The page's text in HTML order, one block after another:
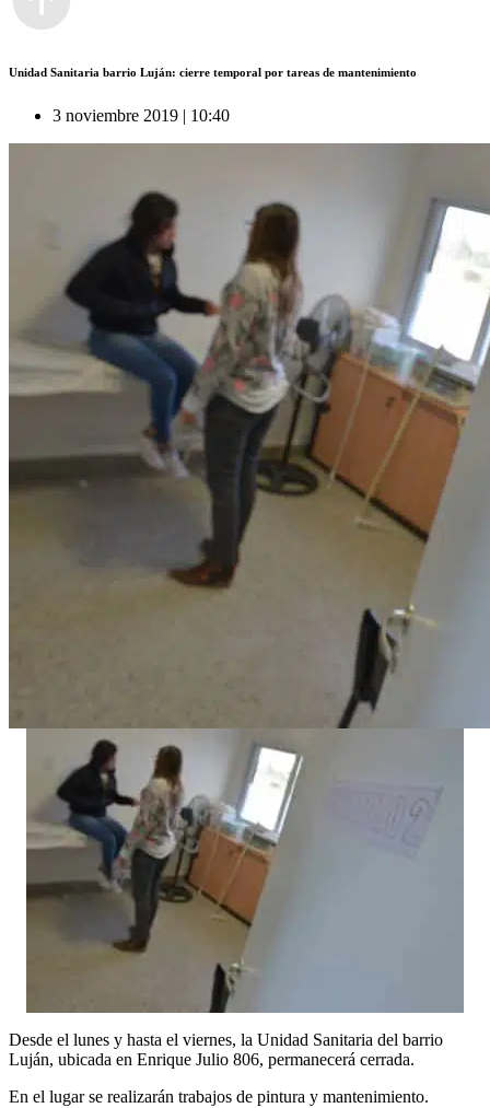
Unidad Sanitaria barrio Luján: cierre temporal por tareas de mantenimiento
3 noviembre 2019 | 10:40
Desde el lunes y hasta el viernes, la Unidad Sanitaria del barrio
Luján, ubicada en Enrique Julio 806, permanecerá cerrada.
En el lugar se realizarán trabajos de pintura y mantenimiento.